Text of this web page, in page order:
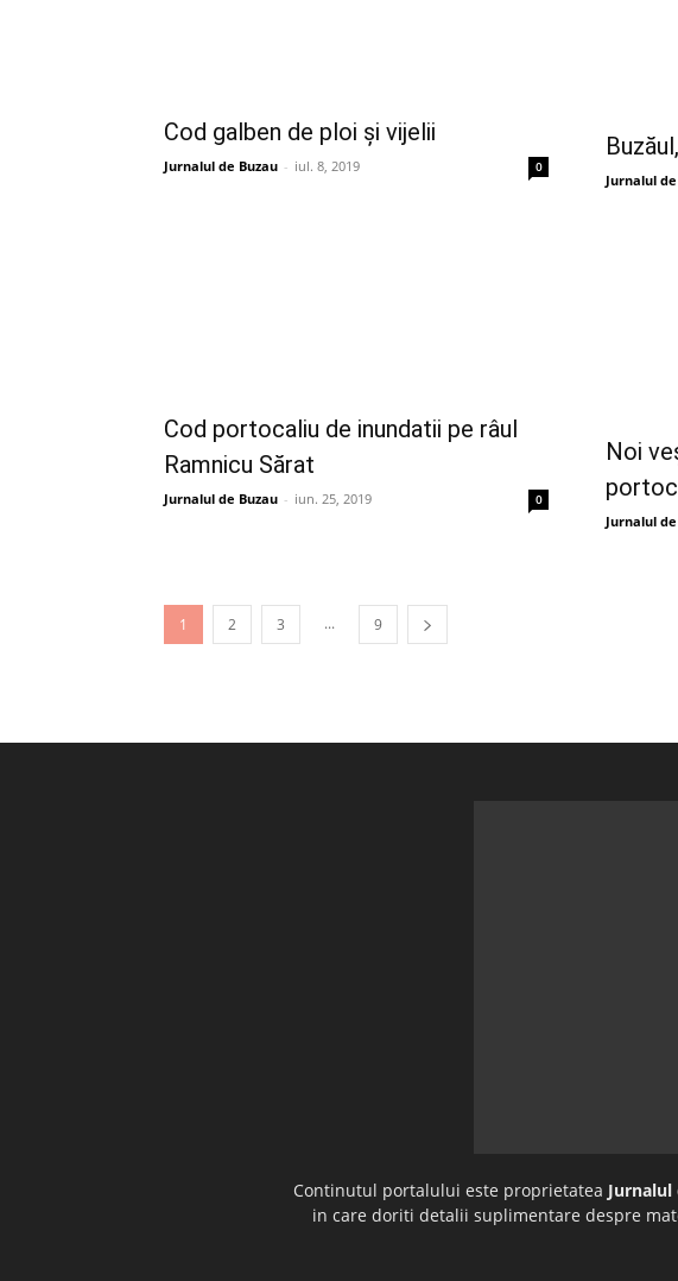
Cod galben de ploi și vijelii
Jurnalul de Buzau - iul. 8, 2019 0
Jurnalul
Cod portocaliu de inundatii pe râul
Ramnicu Sărat
Jurnalul de Buzau - iun. 25, 2019 0
Noi
Jurnalul
1 2 3 ... 9
Continutul portalului este proprietatea Jurnalul
in care doriti detalii suplimentare despre